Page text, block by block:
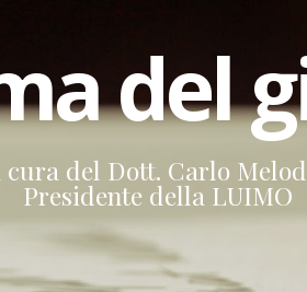
del
cura del Dott. Carlo
Presidente della LUIMO